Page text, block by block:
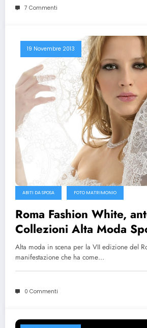
7 Commenti
19 Novembre 2013
ABITI DA SPOSA FOTO MATRIMONIO
Roma Fashion White,
Collezioni Alta Moda
Alta moda in scena per la VII edizione del
manifestazione che ha come…
0 Commenti